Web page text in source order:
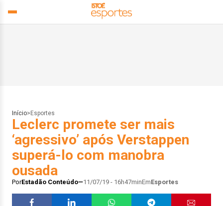
Início> Esportes
Leclerc promete ser mais
‘agressivo’ após Verstappen
superá-lo com manobra
ousada
PorEstadão Conteúdo 11/07/19 - 16h47minEmEsportes